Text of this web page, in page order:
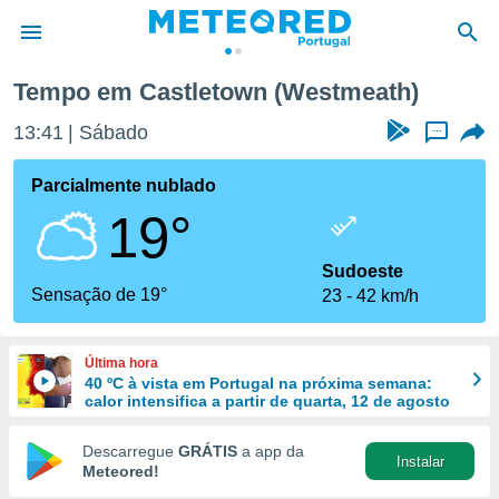
da
foi
fornecidas
a este
das
e
forma
digital
Tempo em Castletown (Westmeath)
13:41 Sábado ...
Parcialmente nublado
19°
Sensação de 19°
Sudoeste
23
42 km/h
Última hora
40 ºC à vista em Portugal na próxima semana:
calor intensifica a partir de quarta, 12 de agosto
Descarregue GRÁTIS a app da
Meteored!
Instalar